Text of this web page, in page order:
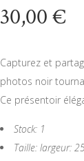
30,00€
Capturez et
photos noir
Ce présentoir
Stock: 1
Taille: largeur: